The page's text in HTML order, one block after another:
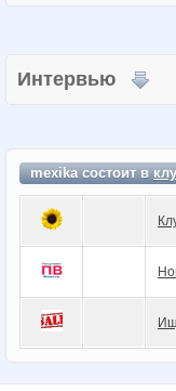
Интервью
mexika состоит в